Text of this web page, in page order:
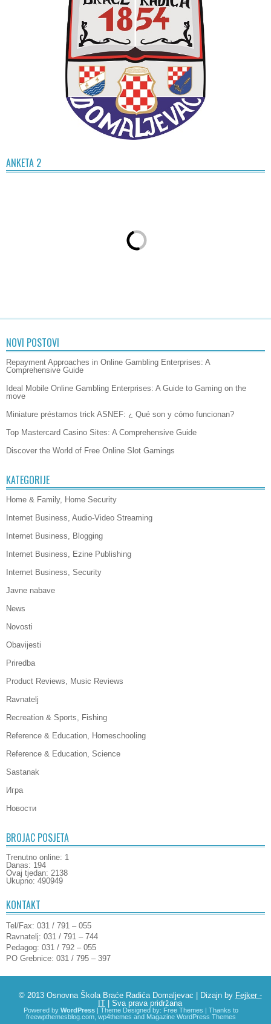
ANKETA 2
NOVI POSTOVI
Repayment Approaches in Online Gambling Enterprises: A
Comprehensive Guide
Ideal Mobile Online Gambling Enterprises: A Guide to Gaming on the
move
Miniature préstamos trick ASNEF: ¿ Qué son y cómo funcionan?
Top Mastercard Casino Sites: A Comprehensive Guide
Discover the World of Free Online Slot Gamings
KATEGORIJE
Home & Family, Home Security
Internet Business, Audio-Video Streaming
Internet Business, Blogging
Internet Business, Ezine Publishing
Internet Business, Security
Javne nabave
News
Novosti
Obavijesti
Priredba
Product Reviews, Music Reviews
Ravnatelj
Recreation & Sports, Fishing
Reference & Education, Homeschooling
Reference & Education, Science
Sastanak
Игра
Новости
BROJAC POSJETA
Trenutno online: 1
Danas: 194
Ovaj tjedan: 2138
Ukupno: 490949
KONTAKT
Tel/Fax: 031 / 791 – 055
Ravnatelj: 031 / 791 – 744
Pedagog: 031 / 792 – 055
PO Grebnice: 031 / 795 – 397
© 2013 Osnovna Škola Braće Radića Domaljevac | Dizajn by Fejker -
IT | Sva prava pridržana
Powered by WordPress | Theme Designed by: Free Themes | Thanks to
freewpthemesblog.com wp4themes and Magazine WordPress Themes